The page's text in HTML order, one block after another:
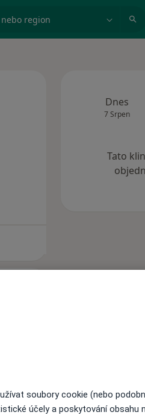
nebo region
Dnes
7 Srpen
Tato
soubory cookie (nebo
účely a poskytování obsahu